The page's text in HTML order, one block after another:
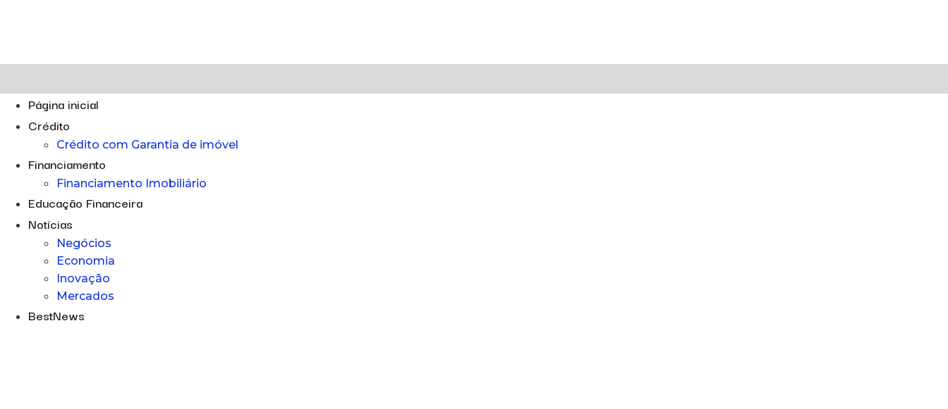
Página inicial
Crédito
Crédito com Garantia de imóvel
Financiamento
Financiamento Imobiliário
Educação Financeira
Notícias
Negócios
Economia
Inovação
Mercados
BestNews